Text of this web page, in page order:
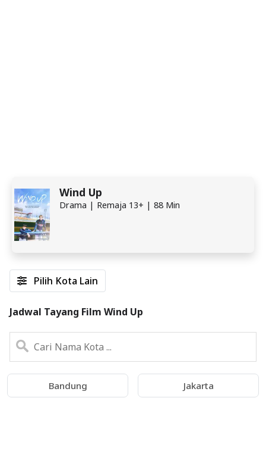
Wind Up
Drama | Remaja 13+ | 88 Min
Pilih Kota Lain
Jadwal Tayang Film Wind Up
Bandung Jakarta